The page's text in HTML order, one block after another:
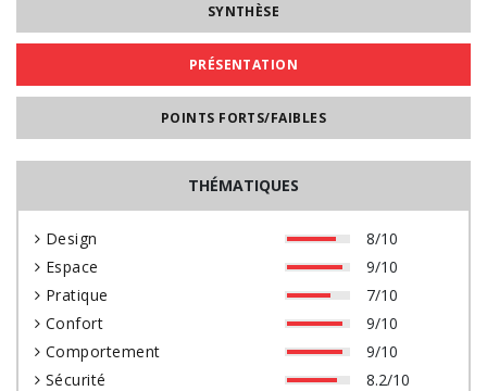
SYNTHÈSE
PRÉSENTATION
POINTS FORTS/FAIBLES
THÉMATIQUES
Design
8/10
Espace
9/10
Pratique
7/10
Confort
9/10
Comportement
9/10
Sécurité
8.2/10